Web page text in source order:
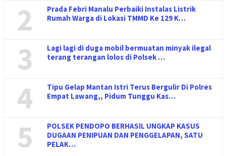
2
Prada Febri Manalu Perbaiki Instalas Listrik
Rumah Warga di Lokasi TMMD Ke 129 K…
3
Lagi lagi di duga mobil bermuatan minyak ilegal
terang terangan lolos di Polsek …
4
Tipu Gelap Mantan Istri Terus Bergulir Di Polres
Empat Lawang,, Pidum Tunggu Kas…
5
POLSEK PENDOPO BERHASIL UNGKAP KASUS
DUGAAN PENIPUAN DAN PENGGELAPAN, SATU
PELAK…